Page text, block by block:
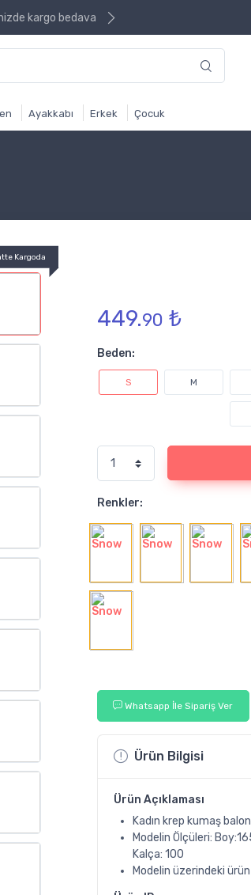
kargo bedava
Ayakkabı Erkek Çocuk
Kargoda
449.90 ₺
Beden:
S M
Renkler:
Whatsapp İle Sipariş Ver
Ürün Bilgisi
Ürün Açıklaması
Kadın krep kumaş
Modelin Ölçüleri:
Kalça: 100
Modelin üzerindeki